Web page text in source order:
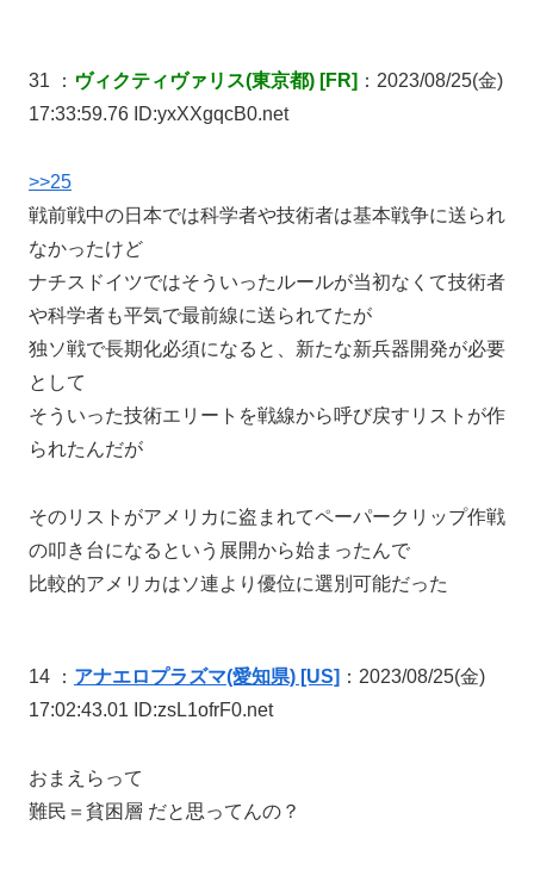
31 ： ヴィクティヴァリス(東京都) [FR] ：2023/08/25(金)
17:33:59.76 ID:yxXXgqcB0.net
>>25
戦前戦中の日本では科学者や技術者は基本戦争に送られ
なかったけど
ナチスドイツではそういったルールが当初なくて技術者
や科学者も平気で最前線に送られてたが
独ソ戦で長期化必須になると、新たな新兵器開発が必要
として
そういった技術エリートを戦線から呼び戻すリストが作
られたんだが
そのリストがアメリカに盗まれてペーパークリップ作戦
の叩き台になるという展開から始まったんで
比較的アメリカはソ連より優位に選別可能だった
14 ： アナエロプラズマ(愛知県) [US] ：2023/08/25(金)
17:02:43.01 ID:zsL1ofrF0.net
おまえらって
難民＝貧困層 だと思ってんの？